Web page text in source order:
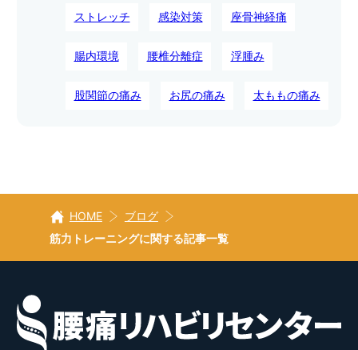
ストレッチ 感染対策 座骨神経痛
腸内環境 腰椎分離症 浮腫み
股関節の痛み お尻の痛み 太ももの痛み
HOME
ブログ
筋力トレーニングに関する記事一覧